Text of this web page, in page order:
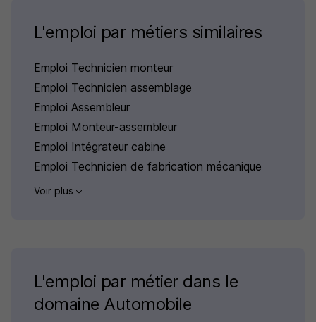
L'emploi par métiers similaires
Emploi Technicien monteur
Emploi Technicien assemblage
Emploi Assembleur
Emploi Monteur-assembleur
Emploi Intégrateur cabine
Emploi Technicien de fabrication mécanique
Voir plus
L'emploi par métier dans le
domaine Automobile